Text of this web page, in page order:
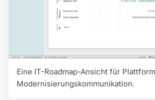
Eine IT-Roadmap-Ansicht für
Modernisierungskommunikation.